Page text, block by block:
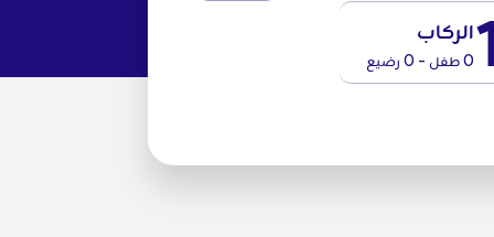
الركاب
0 طفل - 0 رضيع